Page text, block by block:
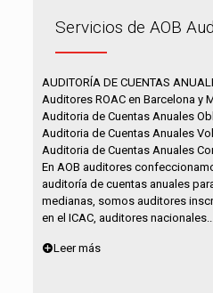
Servicios de AOB
AUDITORÍA DE CUENTAS
Auditores ROAC en Barcelona y
Auditoria de Cuentas Anuales
Auditoria de Cuentas Anuales
Auditoria de Cuentas Anuales
En AOB auditores
auditoría de cuentas anuales
medianas, somos auditores
en el ICAC, auditores
Leer más